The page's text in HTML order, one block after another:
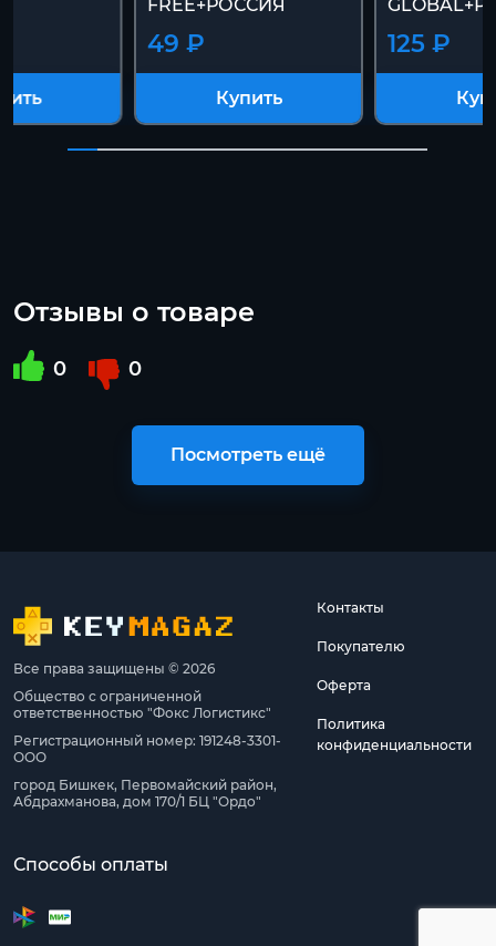
FREE+РОССИЯ
49 ₽
Купить
125 ₽
Отзывы о товаре
0 0
Посмотреть ещё
Все права защищены © 2026
Общество с ограниченной
ответственностью "Фокс Логистикс"
Регистрационный номер: 191248-3301-
ООО
город Бишкек, Первомайский район,
Абдрахманова, дом 170/1 БЦ "Ордо"
Контакты
Покупателю
Оферта
Политика
конфиденциальности
Способы оплаты